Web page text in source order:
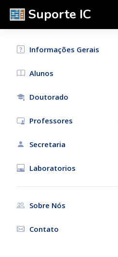
Suporte IC
Informações Gerais
Alunos
Doutorado
Professores
Secretaria
Laboratorios
Sobre Nós
Contato